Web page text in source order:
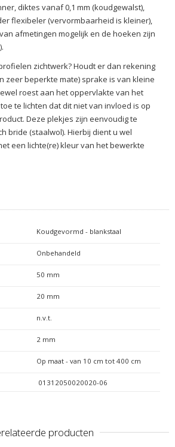
diktes vanaf 0,1 mm (koudgewalst),
flexibeler (vervormbaarheid is kleiner),
afmetingen mogelijk en de hoeken zijn
zichtwerk? Houdt er dan rekening
zeer beperkte mate) sprake is van kleine
roest aan het oppervlakte van het
te lichten dat dit niet van invloed is op
Deze plekjes zijn eenvoudig te
bride (staalwol). Hierbij dient u wel
een lichte(re) kleur van het bewerkte
Koudgevormd - blankstaal
Onbehandeld
50 mm
20 mm
n.v.t.
2 mm
Op maat - van 10 cm tot 400 cm
01312050020020-06
producten